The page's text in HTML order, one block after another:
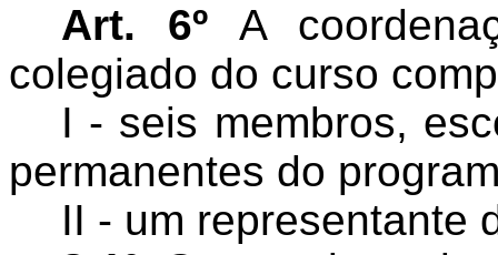
Art. 6º A
colegiado do curso
I - seis membros,
permanentes do
II - um representante